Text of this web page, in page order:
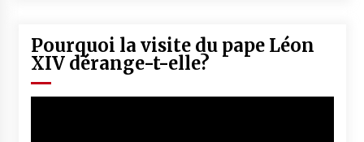
Pourquoi la visite du pape Léon
XIV dérange-t-elle?